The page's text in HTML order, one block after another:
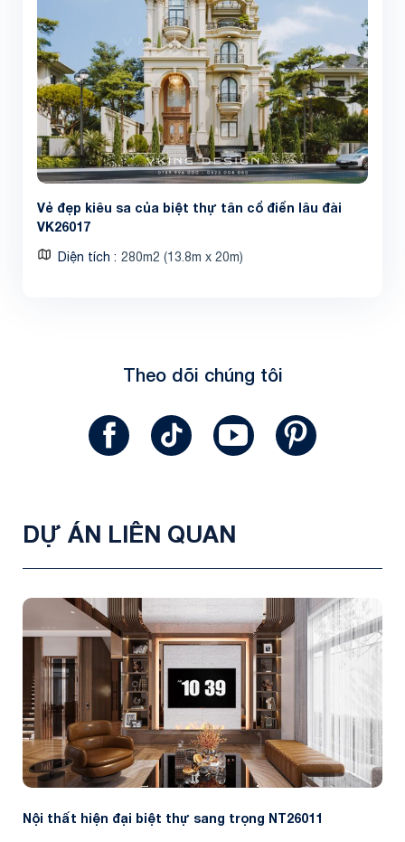
Vẻ đẹp kiêu sa của biệt thự tân cổ điển lâu đài
VK26017
Diện tích 280m2 (13.8m x 20m)
Theo dõi chúng tôi
DỰ ÁN LIÊN QUAN
Nội thất hiện đại biệt thự sang trọng NT26011